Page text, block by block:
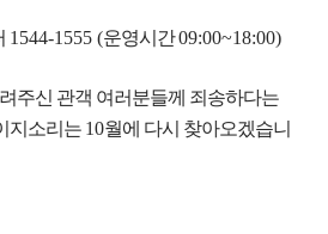
1544-1555 (운영시간09:00~18:00)
주신 관객 여러분들께 죄송하다는
지소리는 10월에 다시 찾아오겠습니